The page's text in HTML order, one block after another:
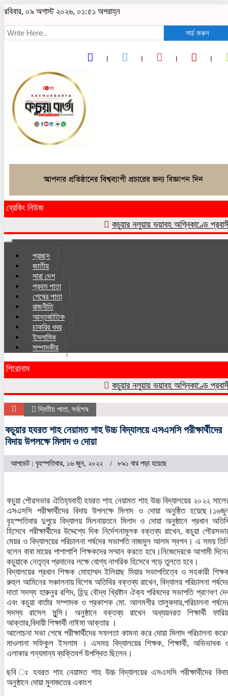
রবিবার, ০৯ অগাস্ট ২০২৬, ০১:৫১ অপরাহ্ন
সার্চ করুন
ব্রেকিং নিউজ
কচুয়ার নলুয়ায় ভয়াবহ অগ্নিকাণ্ডে প্রবাসীর
Toggle
প্রচ্ছদ
জাতীয়
সারা দেশ
প্রথম পাতা
শেষের পাতা
রাজনীতি
আন্তর্জাতিক
চাকরির খবর
ইসলা‌মিক
সম্পাদকীয়
শিরোনাম
কচুয়ার নলুয়ায় ভয়াবহ অগ্নিকাণ্ডে প্রবাসীর
দ্বিতীয় পাতা, সর্বশেষ
কচুয়ার হযরত শাহ নেয়ামত শাহ উচ্চ বিদ্যালয়ে এসএসসি পরীক্ষার্থীদের
বিদায় উপলক্ষে মিলাদ ও দোয়া
আপডেট : বৃহস্পতিবার, ১৬ জুন, ২০২২ ৮৯১ বার পড়া হয়েছে
কচুয়া পৌরসভার ঐতিহ্যবাহী হযরত শাহ নেয়ামত শাহ উচ্চ বিদ্যালয়ের ২০২২
এসএসসি পরীক্ষার্থীদের বিদায় উপলক্ষে মিলাদ ও দোয়া অনুষ্ঠিত
বৃহস্পতিবার দুপুরে বিদ্যালয় মিলনায়তনে মিলাদ ও দোয়া অনুষ্ঠানে প্রধান
হিসেবে পরীক্ষার্থীদের উদ্দেশ্যে দিক নির্দেশনামূলক বক্তব্য রাখেন, কচুয়া
মেয়র ও বিদ্যালয়ের পরিচালনা পর্ষদের সভাপতি নাজমুল আলম স্বপন। এ সময়
বলেন বাবা মায়ের পাশাপাশি শিক্ষকদের সম্মান করতে হবে।নিজেদেরকে আগামী
কচুয়াকে নেতৃত্ব প্রদানের লক্ষে যোগ্য নাগরিক হিসেবে গড়ে তুলতে হবে।
বিদ্যালয়ের প্রধান শিক্ষক মোহাম্মদ ইলিয়াছ মিয়ার সভাপতিত্বে ও সহকারী
রুহুল আমিনের সঞ্চালনায় বিশেষ অতিথির বক্তব্য রাখেন, বিদ্যালয় পরিচালনা
দাতা সদস্য হারুনুর রশিদ, হিন্দু বৌদ্ধ খ্রিষ্টান ঐক্য পরিষদের সভাপতি প্রাণধণ
এবং কচুয়া বার্তার সম্পাদক ও প্রকাশক মো. আলমগীর তালুকদার,পরিচালনা
সদস্য রাসেল মুন্সি। অনুষ্ঠানে বক্তব্য রাখেন অধ্যয়নরত শিক্ষার্থী
আক্তার,বিদায়ী শিক্ষার্থী নাঈমা আক্তার ।
আলোচনা সভা শেষে পরীক্ষার্থীদের সফলতা কামনা করে দোয়া মিলাদ পরিচালনা
মাওলানা সফিকুল ইসলাম । এসময় বিদ্যালয়ের শিক্ষক, শিক্ষার্থী, অভিভাবক
এলাকার গন্যমান্য ব্যক্তিবর্গ উপস্থিত ছিলেন।
ছবি ঃ হযরত শাহ নেয়ামত শাহ উচ্চ বিদ্যালয়ের এসএসসি পরীক্ষার্থীদের
অনুষ্ঠানে দোয়া মুনাজতের একাংশ